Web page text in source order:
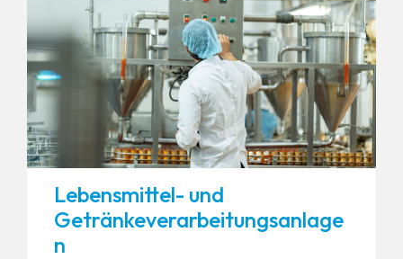
Lebensmittel- und
Getränkeverarbeitungsanlage
n